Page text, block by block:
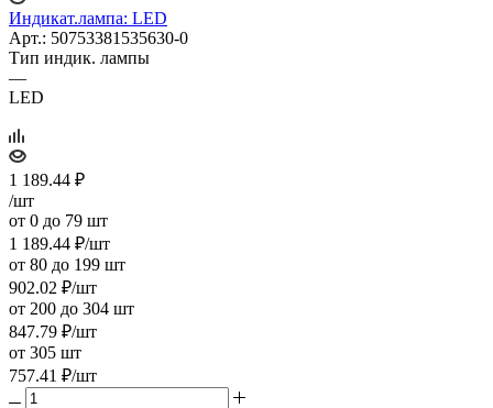
Индикат.лампа: LED
Арт.: 50753381535630-0
Тип индик. лампы
—
LED
1 189.44 ₽
/шт
от 0 до 79 шт
1 189.44 ₽/шт
от 80 до 199 шт
902.02 ₽/шт
от 200 до 304 шт
847.79 ₽/шт
от 305 шт
757.41 ₽/шт